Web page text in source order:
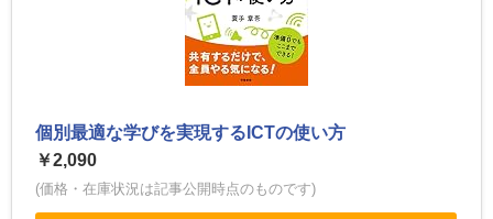
個別最適な学びを実現するICTの使い方
￥2,090
(価格・在庫状況は記事公開時点のものです)